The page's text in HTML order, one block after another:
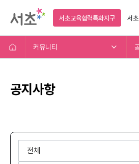
서초교육협력특화지구 서
커뮤니티
공지사항